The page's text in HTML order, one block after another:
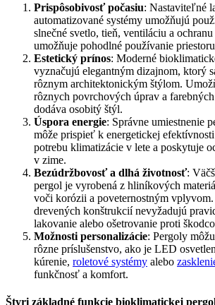
Prispôsobivosť počasiu: Nastaviteľné
automatizované systémy umožňujú
slnečné svetlo, tieň, ventiláciu a
umožňuje pohodlné používanie
Estetický prínos: Moderné
vyznačujú elegantným dizajnom, ktorý
rôznym architektonickým štýlom.
rôznych povrchových úprav a
dodáva osobitý štýl.
Úspora energie: Správne umiestnenie
môže prispieť k energetickej
potrebu klimatizácie v lete a poskytuje
v zime.
Bezúdržbovosť a dlhá životnosť:
pergol je vyrobená z hliníkových
voči korózii a poveternostným
drevených konštrukcií nevyžadujú
lakovanie alebo ošetrovanie proti
Možnosti personalizácie: Pergoly
rôzne príslušenstvo, ako je LED
kúrenie, roletové systémy alebo
funkčnosť a komfort.
Štyri základné funkcie bioklimatickej